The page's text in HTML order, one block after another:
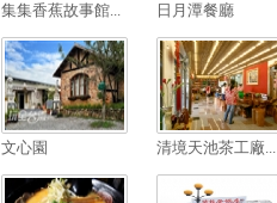
集集香蕉故事館... 日月潭餐廳
文心園 清境天池茶工廠...